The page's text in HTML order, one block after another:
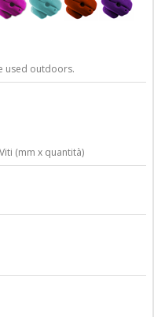
used outdoors.
Viti (mm x quantità)